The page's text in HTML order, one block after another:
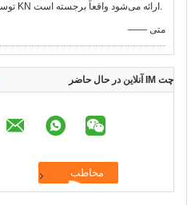
توسط KN ارائه می‌شود واقعاً برجسته است.
—— متی
چت IM آنلاین در حال حاضر